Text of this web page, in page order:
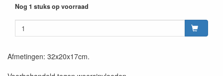
Nog 1 stuks op voorraad
Afmetingen: 32x20x17cm.